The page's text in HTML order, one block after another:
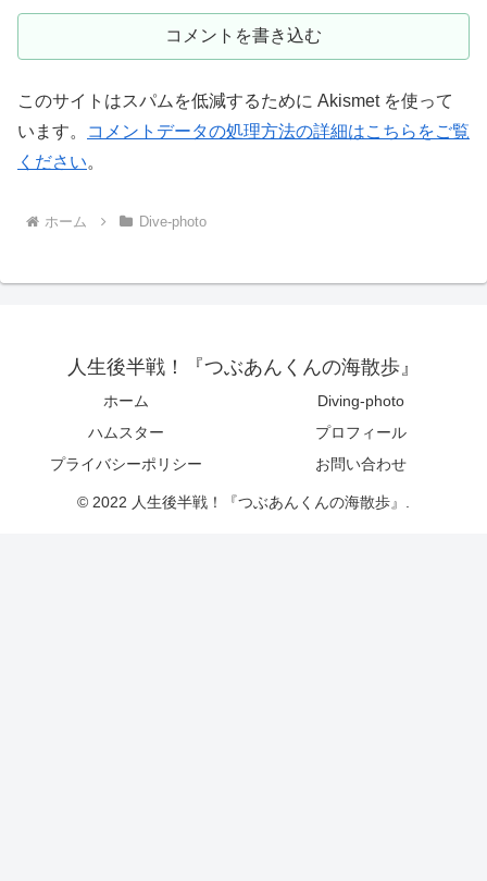
コメントを書き込む
このサイトはスパムを低減するために Akismet を使って
います。
コメントデータの処理方法の詳細はこちらをご覧
ください。
ホーム Dive-photo
人生後半戦！『つぶあんくんの海散歩』
ホーム
Diving-photo
ハムスター
プロフィール
プライバシーポリシー
お問い合わせ
© 2022 人生後半戦！『つぶあんくんの海散歩』.